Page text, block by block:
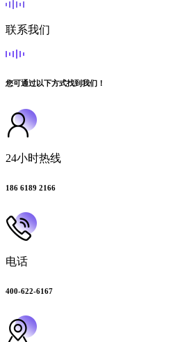
联系我们
您可通过以下方式找到我们！
24小时热线
186 6189 2166
电话
400-622-6167